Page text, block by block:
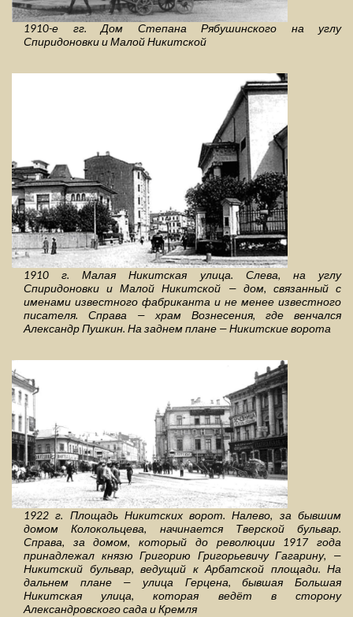
1910-е гг. Дом Степана Рябушинского на углу
Спиридоновки и Малой Никитской
1910 г. Малая Никитская улица. Слева, на углу
Спиридоновки и Малой Никитской — дом, связанный с
именами известного фабриканта и не менее известного
писателя. Справа — храм Вознесения, где венчался
Александр Пушкин. На заднем плане — Никитские ворота
1922 г. Площадь Никитских ворот. Налево, за бывшим
домом Колокольцева, начинается Тверской бульвар.
Справа, за домом, который до революции 1917 года
принадлежал князю Григорию Григорьевичу Гагарину, —
Никитский бульвар, ведущий к Арбатской площади. На
дальнем плане — улица Герцена, бывшая Большая
Никитская улица, которая ведёт в сторону
Александровского сада и Кремля